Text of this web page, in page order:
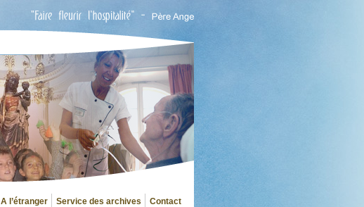
A l’étranger Service des archives Contact